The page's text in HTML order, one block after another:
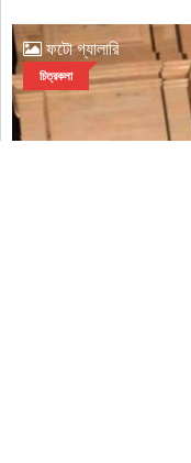
ফটো গ্যালারি
চিত্রকলা